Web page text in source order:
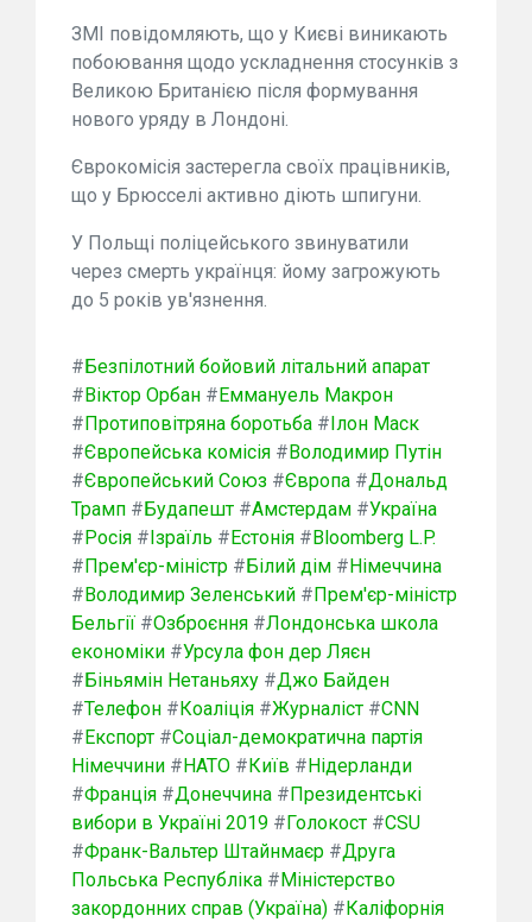
ЗМІ повідомляють, що у Києві виникають
побоювання щодо ускладнення стосунків з
Великою Британією після формування
нового уряду в Лондоні.
Єврокомісія застерегла своїх працівників,
що у Брюсселі активно діють шпигуни.
У Польщі поліцейського звинуватили
через смерть українця: йому загрожують
до 5 років ув'язнення.
# Безпілотний бойовий літальний апарат
# Віктор Орбан # Еммануель Макрон
# Протиповітряна боротьба # Ілон Маск
#Європейська комісія # Володимир Путін
#Європейський Союз #Європа #Дональд
Трамп # Будапешт #Амстердам #Україна
# Росія # Ізраїль # Естонія # Bloomberg L.P.
# Прем'єр-міністр # Білий дім # Німеччина
# Володимир Зеленський # Прем'єр-міністр
Бельгії #Озброєння #Лондонська школа
економіки #Урсула фон дер Ляєн
# Біньямін Нетаньяху #Джо Байден
#Телефон # Коаліція #Журналіст #CNN
# Експорт #Соціал-демократична партія
Німеччини # НАТО # Київ # Нідерланди
#Франція #Донеччина # Президентські
вибори в Україні 2019 # Голокост #CSU
#Франк-Вальтер Штайнмаєр #Друга
Польська Республіка # Міністерство
закордонних справ (Україна) # Каліфорнія